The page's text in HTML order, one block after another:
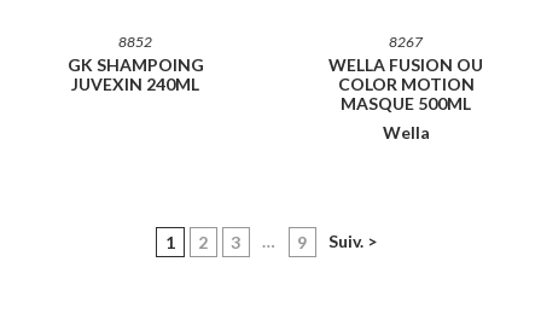
8852
GK SHAMPOING
JUVEXIN 240ML
8267
WELLA FUSION OU
COLOR MOTION
MASQUE 500ML
Wella
1 (current)
2 3 … 9 Suiv. >